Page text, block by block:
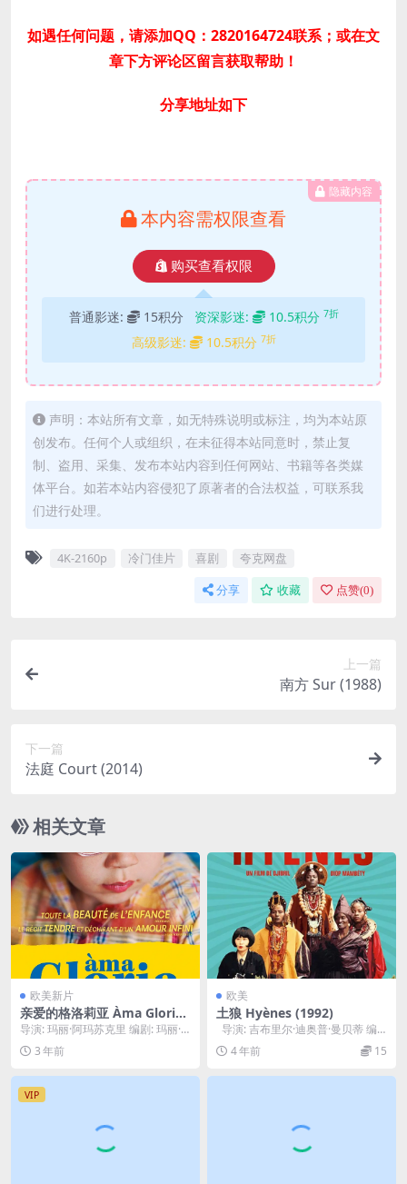
如遇任何问题，请添加QQ：2820164724联系；或在文
章下方评论区留言获取帮助！
分享地址如下
隐藏内容
本内容需权限查看
购买查看权限
普通影迷: 15积分 资深影迷: 10.5积分 7折
高级影迷: 10.5积分 7折
声明：本站所有文章，如无特殊说明或标注，均为本站原
创发布。任何个人或组织，在未征得本站同意时，禁止复
制、盗用、采集、发布本站内容到任何网站、书籍等各类媒
体平台。如若本站内容侵犯了原著者的合法权益，可联系我
们进行处理。
4K-2160p 冷门佳片 喜剧 夸克网盘
分享 收藏 点赞(0)
上一篇
南方 Sur (1988)
下一篇
法庭 Court (2014)
相关文章
欧美新片
亲爱的格洛莉亚 Àma Gloria
(2023)
导演: 玛丽·阿玛苏克里 编剧: 玛丽·
阿玛苏克里 / 波丽娜·盖纳 主演: 露...
3 年前
欧美
土狼 Hyènes (1992)
导演: 吉布里尔·迪奥普·曼贝蒂 编
剧: 吉布里尔·迪奥普·曼贝蒂...
4 年前 15
VIP